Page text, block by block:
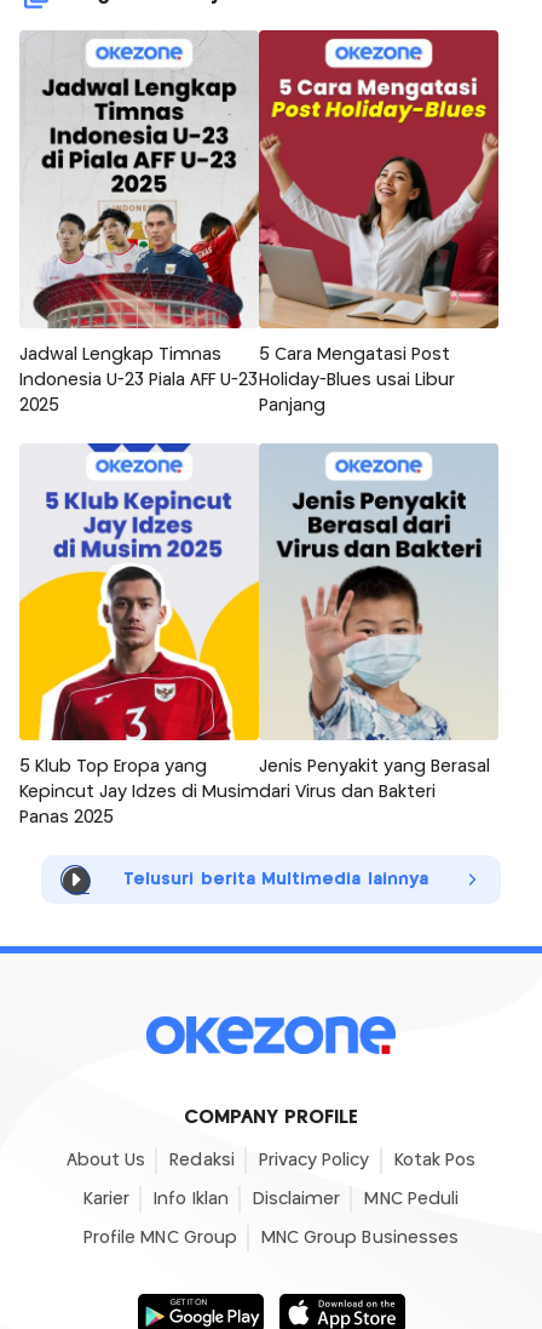
Jadwal Lengkap Timnas
Indonesia U-23 Piala AFF U-23
2025
5 Cara Mengatasi Post
Holiday-Blues usai Libur
Panjang
5 Klub Top Eropa yang
Kepincut Jay Idzes di Musim
Panas 2025
Jenis Penyakit yang Berasal
dari Virus dan Bakteri
Telusuri berita Multimedia lainnya
COMPANY PROFILE
About Us Redaksi Privacy Policy Kotak Pos
Karier Info Iklan Disclaimer MNC Peduli
Profile MNC Group MNC Group Businesses